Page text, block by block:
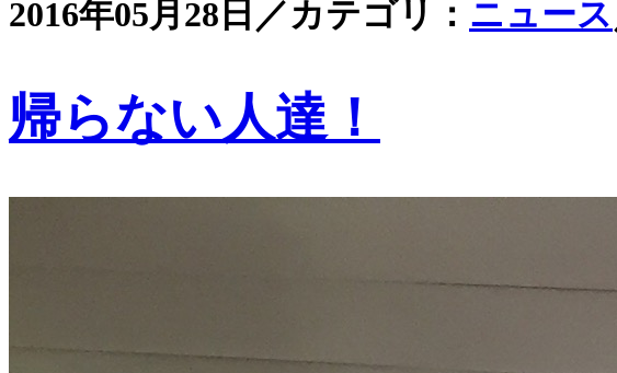
2016年05月28日／カテゴリ： ニュース
帰らない人達！